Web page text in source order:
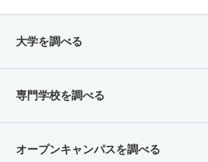
大学を調べる
専門学校を調べる
オープンキャンパスを調べる